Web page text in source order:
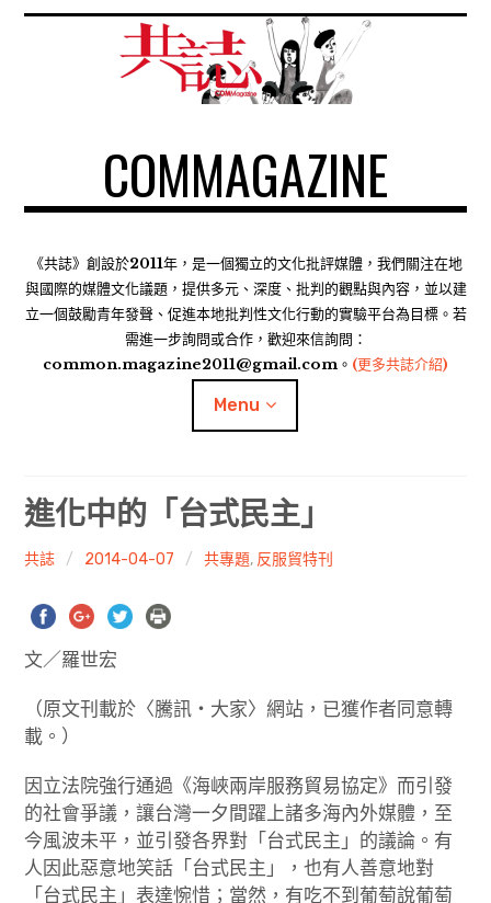
COMMAGAZINE
《共誌》創設於2011年，是一個獨立的文化批評媒體，我們關注在地
與國際的媒體文化議題，提供多元、深度、批判的觀點與內容，並以建
立一個鼓勵青年發聲、促進本地批判性文化行動的實驗平台為目標。若
需進一步詢問或合作，歡迎來信詢問：
common.magazine2011@gmail.com。 (更多共誌介紹)
Menu
共專題
共評論
共想/共享
共青年
文化誌
共誌寫手
各期目錄
進化中的「台式民主」
共誌 2014-04-07 共專題, 反服貿特刊
文／羅世宏
（原文刊載於〈騰訊‧大家〉網站，已獲作者同意轉
載。）
因立法院強行通過《海峽兩岸服務貿易協定》而引發
的社會爭議，讓台灣一夕間躍上諸多海內外媒體，至
今風波未平，並引發各界對「台式民主」的議論。有
人因此惡意地笑話「台式民主」，也有人善意地對
「台式民主」表達惋惜；當然，有吃不到葡萄說葡萄